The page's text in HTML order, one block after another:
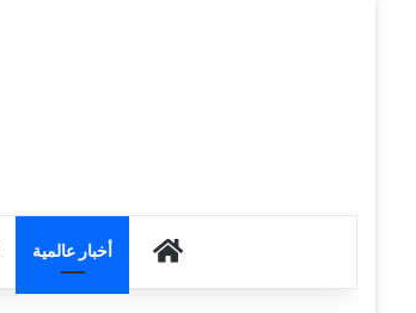
أخبار الكويت
أخبار عالمية